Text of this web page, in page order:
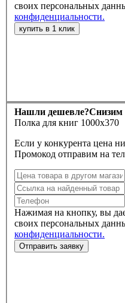
своих персональных
конфиденциальности.
Нашли дешевле?Снизим
Полка для книг 1000х370
Если у конкурента цена
Промокод
Нажимая на кнопку, вы
своих персональных
конфиденциальности.